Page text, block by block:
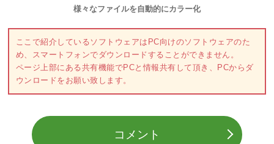
様々なファイルを自動的にカラー化
ここで紹介しているソフトウェアはPC向けのソフトウェアのた
め、スマートフォンでダウンロードすることができません。
ページ上部にある共有機能でPCと情報共有して頂き、PCからダ
ウンロードをお願い致します。
コメント